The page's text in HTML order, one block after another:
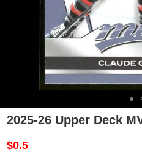
2025-26 Upper Deck
$0.5